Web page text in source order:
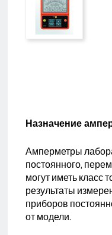
Назначение
Амперметры
постоянного,
могут иметь класс
результаты
приборов
от модели.